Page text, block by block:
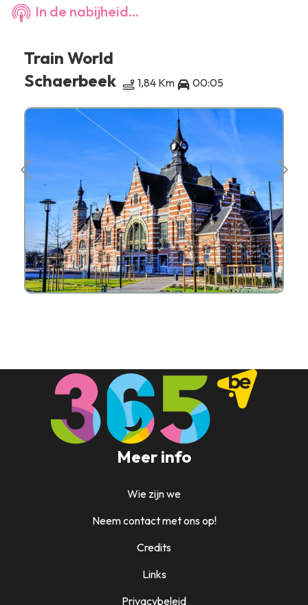
In de nabijheid...
Train World
Schaerbeek
1,84 Km 00:05
Meer info
Wie zijn we
Neem contact met ons op!
Credits
Links
Privacybeleid